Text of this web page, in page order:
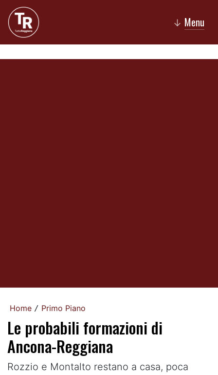
↓ Menu
Home / Primo Piano
Le probabili formazioni di
Ancona-Reggiana
Rozzio e Montalto restano a casa, poca